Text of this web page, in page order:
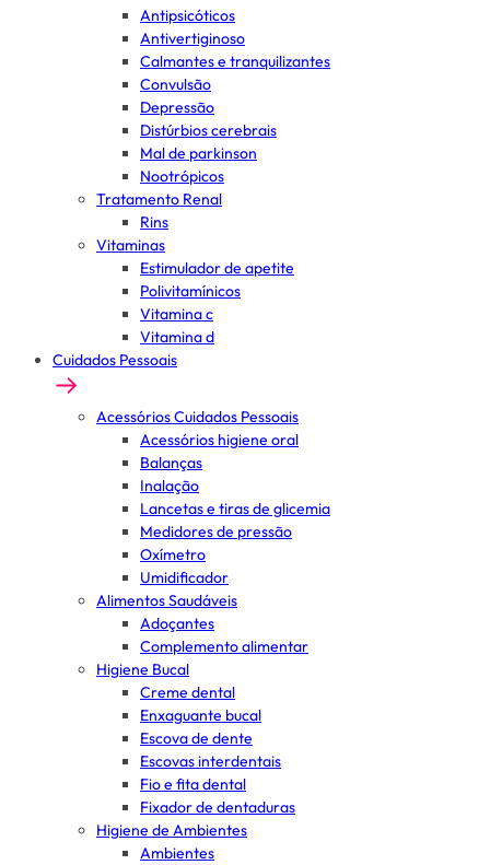
Antipsicóticos
Antivertiginoso
Calmantes e tranquilizantes
Convulsão
Depressão
Distúrbios cerebrais
Mal de parkinson
Nootrópicos
Tratamento Renal
Rins
Vitaminas
Estimulador de apetite
Polivitamínicos
Vitamina c
Vitamina d
Cuidados Pessoais
Acessórios Cuidados Pessoais
Acessórios higiene oral
Balanças
Inalação
Lancetas e tiras de glicemia
Medidores de pressão
Oxímetro
Umidificador
Alimentos Saudáveis
Adoçantes
Complemento alimentar
Higiene Bucal
Creme dental
Enxaguante bucal
Escova de dente
Escovas interdentais
Fio e fita dental
Fixador de dentaduras
Higiene de Ambientes
Ambientes